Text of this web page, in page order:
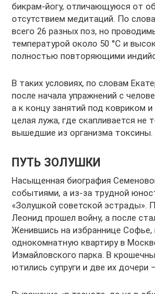
бикрам-йогу, отличающуюся от
отсутствием медитаций. По
всего 26 разных поз, но
температурой около 50 °С и
полностью повторяющими
В таких условиях, по словам
после начала упражнений с
а к концу занятий под ковриком и
целая лужа, где скапливается не
вышедшие из организма токсины.
ПУТЬ ЗОЛУШКИ
Насыщенная биография
событиями, а из-за трудной
«Золушкой советской эстрады».
Леонид прошел войну, а после
Женившись на избраннице Софье,
однокомнатную квартиру в
Измайловского парка. В
ютились супруги и две их